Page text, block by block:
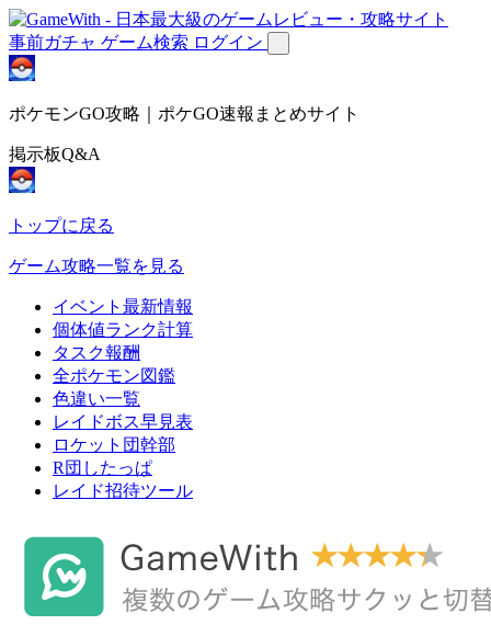
事前ガチャ ゲーム検索 ログイン
ポケモンGO攻略｜ポケGO速報まとめサイト
掲示板Q&A
トップに戻る
ゲーム攻略一覧を見る
イベント最新情報
個体値ランク計算
タスク報酬
全ポケモン図鑑
色違い一覧
レイドボス早見表
ロケット団幹部
R団したっぱ
レイド招待ツール